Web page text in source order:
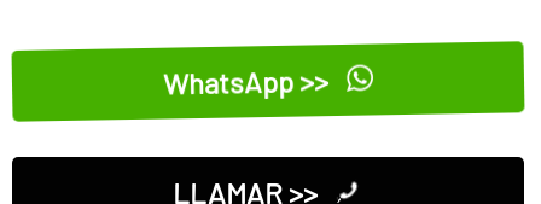
WhatsApp >>
LLAMAR >>